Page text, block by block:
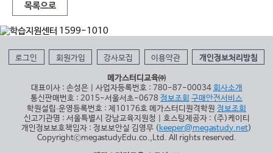
목록으로
로그인 회원가입 강사모집 이용약관 개인정보처리방침
메가스터디교육㈜
대표이사 : 손성은 | 사업자등록번호 : 780-87-00034 회사소개
통신판매번호 : 2015-서울서초-0678 정보조회 구매안전서비스
학원설립∙운영등록번호 : 제10176호 메가스터디원격학원 정보조회
신고기관명 : 서울특별시 강남교육지원청 | 호스팅제공자 : (주)케이티
개인정보보호책임자 : 정보보안실 김영무 (keeper@megastudy.net)
CopyrightⓒmegastudyEdu.co.,Ltd. All rights reserved.